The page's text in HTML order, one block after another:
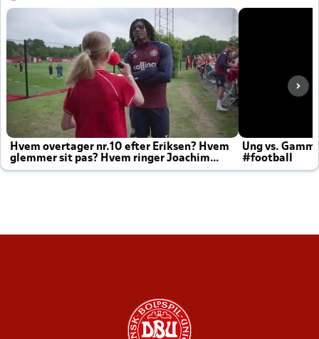
Hvem overtager nr.10 efter Eriksen? Hvem
glemmer sit pas? Hvem ringer Joachim
altid til efter kampe?
Ung vs.
#football